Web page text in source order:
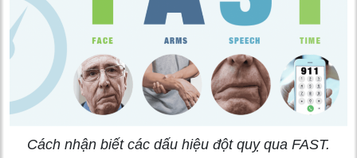
Cách nhận biết các dấu hiệu đột quỵ qua FAST.